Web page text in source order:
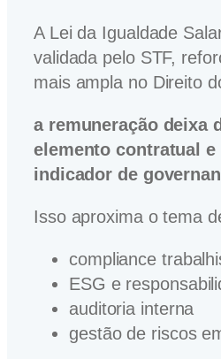
A Lei da Igualdade
validada pelo STF,
mais ampla no Direito
a remuneração deixa
elemento contratual e
indicador de
Isso aproxima o tema
compliance
ESG e
auditoria interna
gestão de riscos